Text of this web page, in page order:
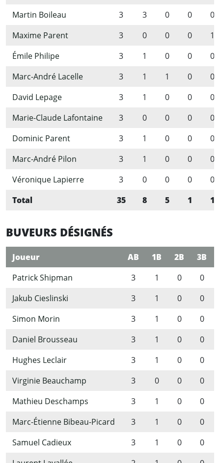
Martin Boileau
3 3 0 0
0
Maxime Parent
3 0 0 0
1
Émile Philipe
3 1 0 0
0
Marc-André Lacelle
3 1 1 0
0
David Lepage
3 1 0 0
0
Marie-Claude Lafontaine
3 0 0 0
0
Dominic Parent
3 1 0 0
0
Marc-André Pilon
3 1 0 0
0
Véronique Lapierre
3 0 0 0
0
Total
35 8 5 1 1
BUVEURS DÉSIGNÉS
Joueur AB 1B 2B 3B
Patrick Shipman
3 1 0
0
Jakub Cieslinski
3 1 0
0
Simon Morin
3 1 0
0
Daniel Brousseau
3 1 0
0
Hughes Leclair
3 1 0
0
Virginie Beauchamp
3 0 0
0
Mathieu Deschamps
3 1 0
0
Marc-Étienne Bibeau-Picard
3 1 0
0
Samuel Cadieux
3 1 0
0